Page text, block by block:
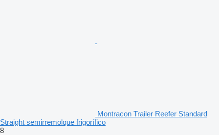
Montracon Trailer Reefer Standard
Straight semirremolque frigorífico
8